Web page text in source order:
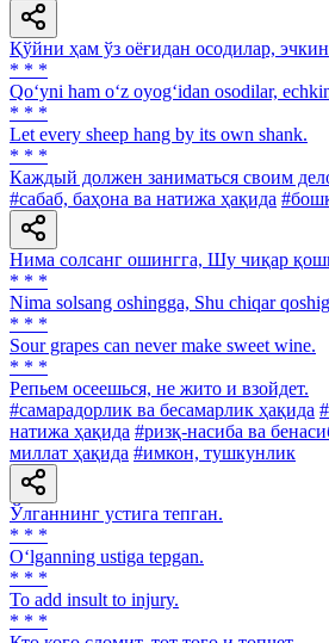
Қўйни ҳам ўз оёғидан осодилар,
* * *
Qo‘yni ham o‘z oyog‘idan osodilar,
* * *
Let every sheep hang by its own shank.
* * *
Каждый должен заниматься своим
#сабаб, баҳона ва натижа ҳақида
Нима солсанг ошингга, Шу чиқар
* * *
Nima solsang oshingga, Shu chiqar
* * *
Sour grapes can never make sweet wine.
* * *
Репьем осеешься, не жито и взойдет.
#самарадорлик ва бесамарлик ҳақида
натижа ҳақида #ризқ-насиба ва
миллат ҳақида #имкон, тушкунлик
Ўлганнинг устига тепган.
* * *
O‘lganning ustiga tepgan.
* * *
To add insult to injury.
* * *